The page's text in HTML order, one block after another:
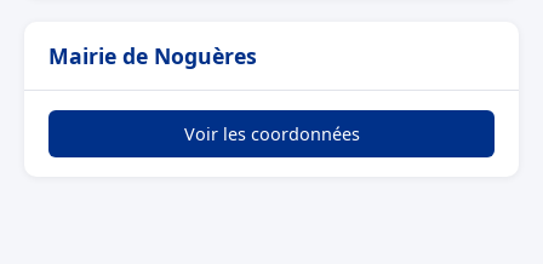
Mairie de Noguères
Voir les coordonnées